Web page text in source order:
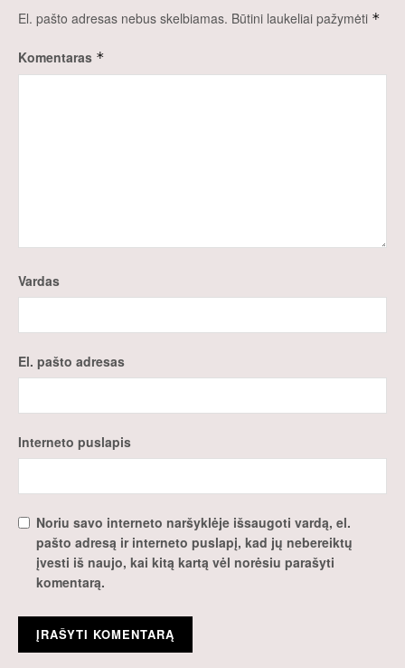
El. pašto adresas nebus skelbiamas. Būtini laukeliai pažymėti *
Komentaras *
Vardas
El. pašto adresas
Interneto puslapis
Noriu savo interneto naršyklėje išsaugoti vardą, el.
pašto adresą ir interneto puslapį, kad jų nebereiktų
įvesti iš naujo, kai kitą kartą vėl norėsiu parašyti
komentarą.